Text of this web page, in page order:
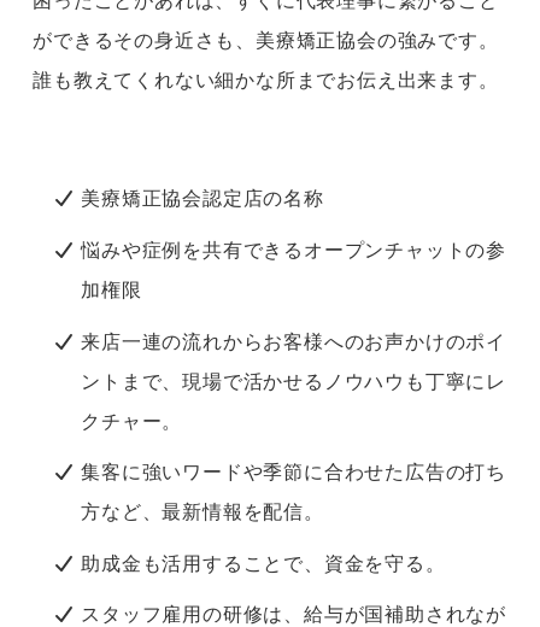
ができるその身近さも、美療矯正協会の強みです。
誰も教えてくれない細かな所までお伝え出来ます。
美療矯正協会認定店の名称
悩みや症例を共有できるオープンチャットの参
加権限
来店一連の流れからお客様へのお声かけのポイ
ントまで、現場で活かせるノウハウも丁寧にレ
クチャー。
集客に強いワードや季節に合わせた広告の打ち
方など、最新情報を配信。
助成金も活用することで、資金を守る。
スタッフ雇用の研修は、給与が国補助されなが